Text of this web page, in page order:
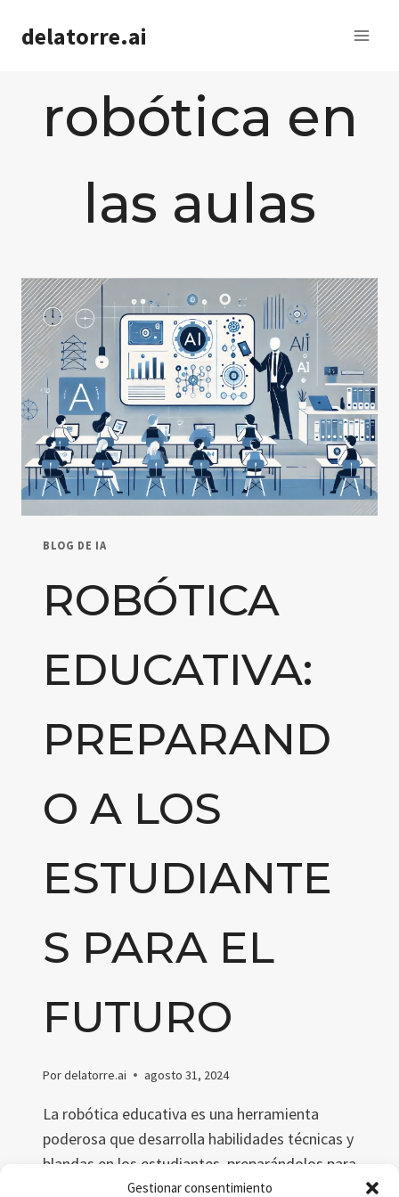
Gestionar consentimiento
delatorre.ai
robótica en
las aulas
BLOG DE IA
ROBÓTICA
EDUCATIVA:
PREPARAND
O A LOS
ESTUDIANTE
S PARA EL
FUTURO
Pordelatorre.ai agosto 31, 2024
La robótica educativa es una herramienta
poderosa que desarrolla habilidades técnicas y
blandas en los estudiantes, preparándolos para
el futuro. Este artículo explora cómo